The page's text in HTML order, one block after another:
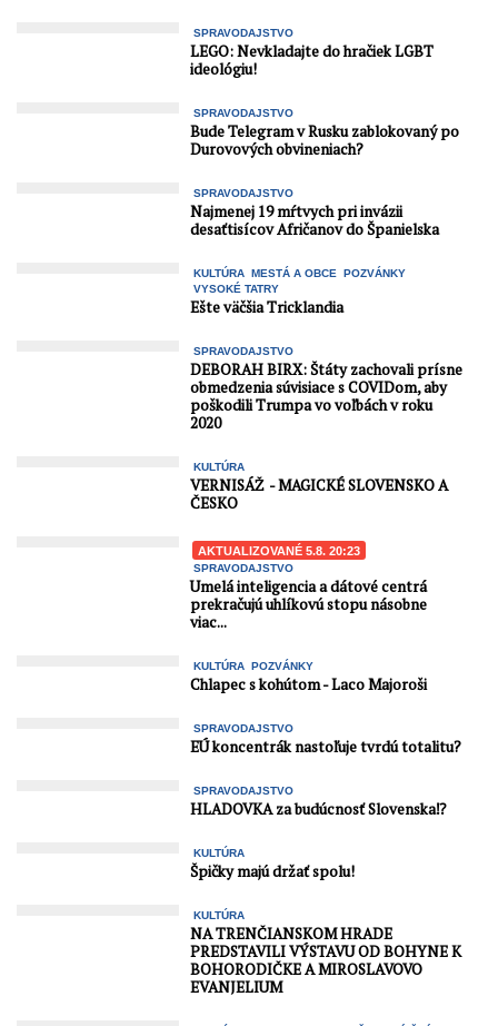
SPRAVODAJSTVO
LEGO: Nevkladajte do hračiek LGBT
ideológiu!
SPRAVODAJSTVO
Bude Telegram v Rusku zablokovaný po
Durovových obvineniach?
SPRAVODAJSTVO
Najmenej 19 mŕtvych pri invázii
desaťtisícov Afričanov do Španielska
KULTÚRA MESTÁ A OBCE
POZVÁNKY
VYSOKÉ TATRY
Ešte väčšia Tricklandia
SPRAVODAJSTVO
DEBORAH BIRX: Štáty zachovali prísne
obmedzenia súvisiace s COVIDom, aby
poškodili Trumpa vo voľbách v roku
2020
KULTÚRA
VERNISÁŽ - MAGICKÉ SLOVENSKO A
ČESKO
AKTUALIZOVANÉ 5.8. 20:23
SPRAVODAJSTVO
Umelá inteligencia a dátové centrá
prekračujú uhlíkovú stopu násobne
viac...
KULTÚRA POZVÁNKY
Chlapec s kohútom - Laco Majoroši
SPRAVODAJSTVO
EÚ koncentrák nastoľuje tvrdú totalitu?
SPRAVODAJSTVO
HLADOVKA za budúcnosť Slovenska⁉️
KULTÚRA
Špičky majú držať spolu!
KULTÚRA
NA TRENČIANSKOM HRADE
PREDSTAVILI VÝSTAVU OD BOHYNE K
BOHORODIČKE A MIROSLAVOVO
EVANJELIUM